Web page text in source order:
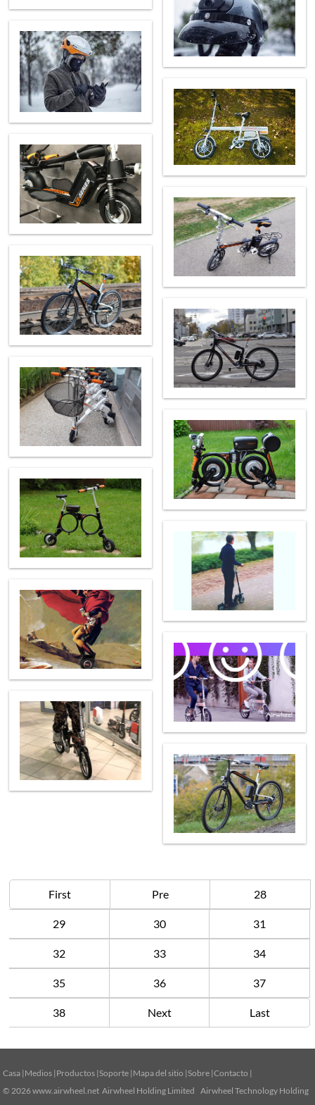
First Pre 28
29 30 31
32 33 34
35 36 37
38 Next Last
Casa | Medios | Productos |Soporte | Mapa del sitio |Sobre |Contacto |
© 2026www.airwheel.net Airwheel Holding Limited Airwheel Technology Holding